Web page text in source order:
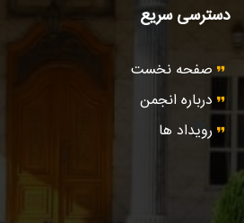
دسترسی سریع
صفحه نخست
درباره انجمن
رویداد ها